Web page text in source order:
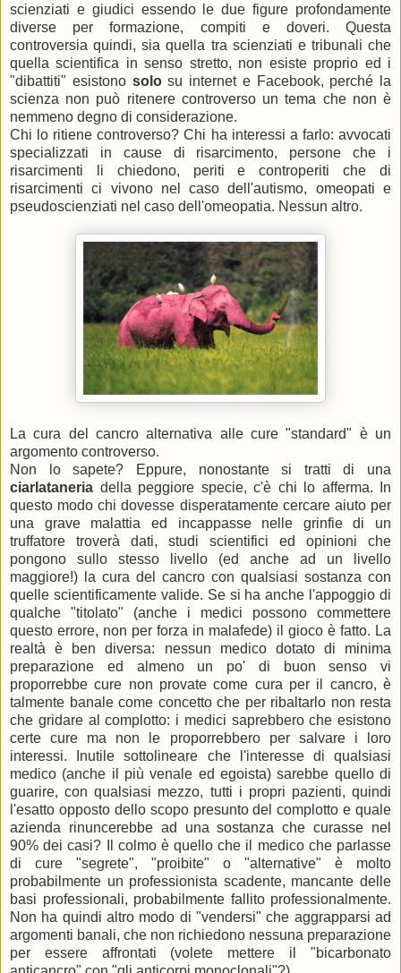
scienziati e giudici essendo le due figure profondamente
diverse per formazione, compiti e doveri. Questa
controversia quindi, sia quella tra scienziati e tribunali che
quella scientifica in senso stretto, non esiste proprio ed i
"dibattiti" esistono solosu internet e Facebook, perché la
scienza non può ritenere controverso un tema che non è
nemmeno degno di considerazione.
Chi lo ritiene controverso? Chi ha interessi a farlo: avvocati
specializzati in cause di risarcimento, persone che i
risarcimenti li chiedono, periti e controperiti che di
risarcimenti ci vivono nel caso dell'autismo, omeopati e
pseudoscienziati nel caso dell'omeopatia. Nessun altro.
La cura del cancro alternativa alle cure "standard" è un
argomento controverso.
Non lo sapete? Eppure, nonostante si tratti di una
ciarlataneria della peggiore specie, c'è chi lo afferma. In
questo modo chi dovesse disperatamente cercare aiuto per
una grave malattia ed incappasse nelle grinfie di un
truffatore troverà dati, studi scientifici ed opinioni che
pongono sullo stesso livello (ed anche ad un livello
maggiore!) la cura del cancro con qualsiasi sostanza con
quelle scientificamente valide. Se si ha anche l'appoggio di
qualche "titolato" (anche i medici possono commettere
questo errore, non per forza in malafede) il gioco è fatto. La
realtà è ben diversa: nessun medico dotato di minima
preparazione ed almeno un po' di buon senso vi
proporrebbe cure non provate come cura per il cancro, è
talmente banale come concetto che per ribaltarlo non resta
che gridare al complotto: i medici saprebbero che esistono
certe cure ma non le proporrebbero per salvare i loro
interessi. Inutile sottolineare che l'interesse di qualsiasi
medico (anche il più venale ed egoista) sarebbe quello di
guarire, con qualsiasi mezzo, tutti i propri pazienti, quindi
l'esatto opposto dello scopo presunto del complotto e quale
azienda rinuncerebbe ad una sostanza che curasse nel
90% dei casi? Il colmo è quello che il medico che parlasse
di cure "segrete", "proibite" o "alternative" è molto
probabilmente un professionista scadente, mancante delle
basi professionali, probabilmente fallito professionalmente.
Non ha quindi altro modo di "vendersi" che aggrapparsi ad
argomenti banali, che non richiedono nessuna preparazione
per essere affrontati (volete mettere il "bicarbonato